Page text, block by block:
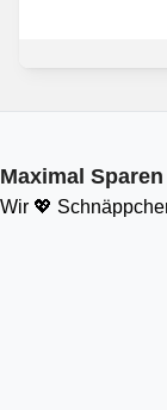
Maximal Sparen
Wir 💖